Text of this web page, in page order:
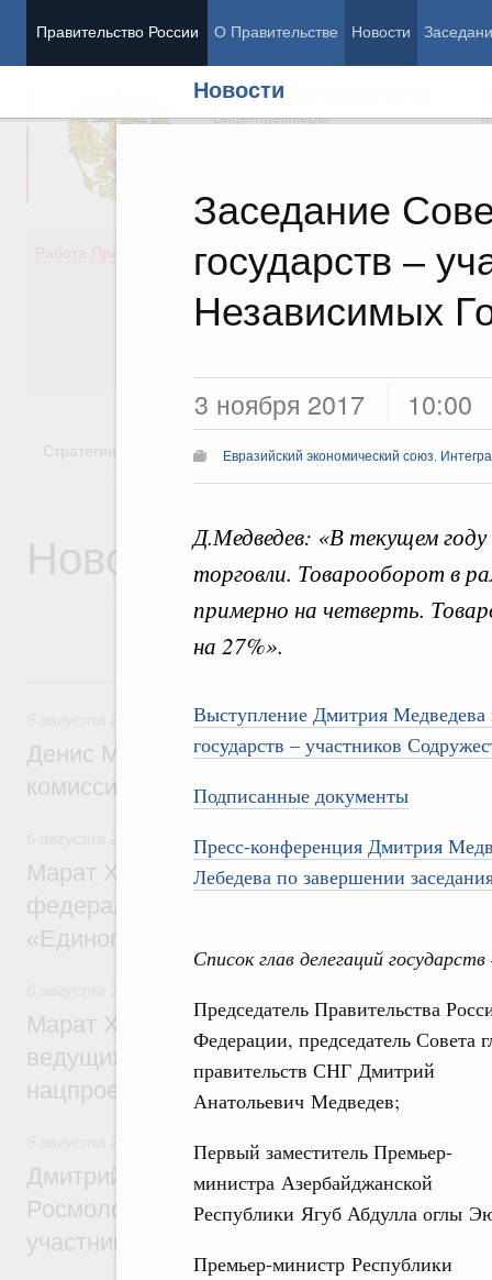
Правительство России О Правительстве Новости
Новости
Заседание
государств –
Независимых
3 ноября 2017 10:00
Евразийский экономический союз.
Д.Медведев: «В текущем
торговли. Товарооборот в
примерно на четверть.
на 27%».
Выступление Дмитрия Медведева
государств – участников
Подписанные документы
Пресс-конференция Дмитрия
Лебедева по завершении
Список глав делегаций
Председатель Правительства
Федерации, председатель Совета
правительств СНГ Дмитрий
Анатольевич Медведев;
Первый заместитель Премьер-
министра Азербайджанской
Республики Ягуб Абдулла оглы
Премьер-министр Республики
Председатель Правительства
Вице-премьеры
Работа Правительства
Демография
Здоровье
Культура
Стратегии Государственные программы
Новости
Общие вопросы промышленной политики
Денис Мантуров провёл заседание
комиссии по промышленности
Регулирование в сфере строительства
Марат Хуснуллин: Более 130
федерального значения построено под
«Единого заказчика»
Марат Хуснуллин: Порядка 200
ведущих к спортивным объектам,
нацпроекту «Инфраструктура для
Молодёжная политика
Дмитрий Чернышенко, Сергей Кравцов и
Росмолодёжи Григорий Гуров
участников проекта «Кольцо открытий»